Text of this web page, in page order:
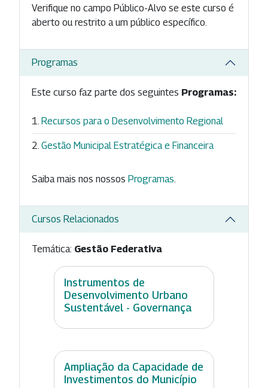
Verifique no campo Público-Alvo se este curso é
aberto ou restrito a um público específico.
Programas
Este curso faz parte dos seguintes Programas:
Recursos para o Desenvolvimento Regional
Gestão Municipal Estratégica e Financeira
Saiba mais nos nossos Programas
Cursos Relacionados
Temática: Gestão Federativa
Instrumentos de
Desenvolvimento Urbano
Sustentável - Governança
Ampliação da Capacidade de
Investimentos do Município